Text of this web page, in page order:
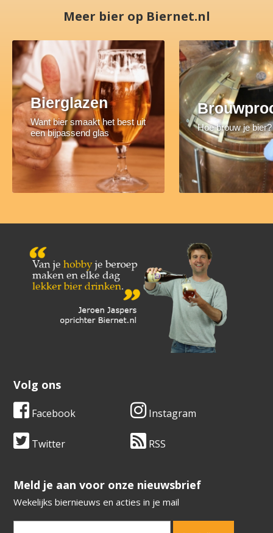
Meer bier op Biernet.nl
Bierglazen
Want bier smaakt het best uit
een bijpassend glas
Hoe brouw je bier?
Volg ons
Facebook Instagram
Twitter RSS
​​​​​​​Meld je aan voor onze nieuwsbrief
Wekelijks biernieuws en acties in je mail